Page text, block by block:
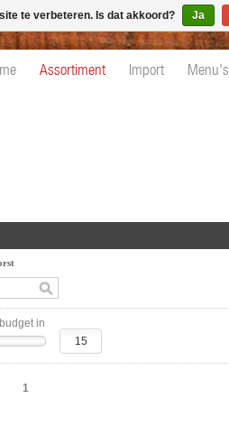
Assortiment Import Menu's
in
1
te verbeteren. Is dat akkoord? Ja